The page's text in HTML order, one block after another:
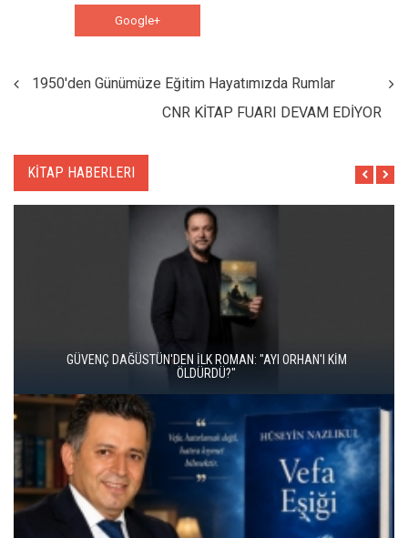
Google+
1950'den Günümüze Eğitim Hayatımızda Rumlar
CNR KİTAP FUARI DEVAM EDİYOR
KİTAP HABERLERI
İKİ KİTAP VE BİTMEYEN BİR ENERJİ